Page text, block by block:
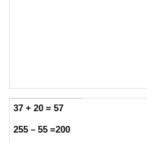
37 + 20 = 57
255 – 55 =200